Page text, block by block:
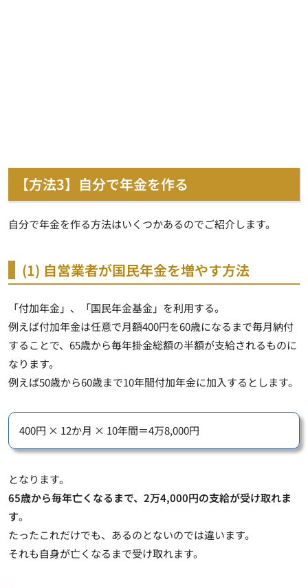
【方法3】自分で年金を作る
自分で年金を作る方法はいくつかあるのでご紹介します。
(1) 自営業者が国民年金を増やす方法
「付加年金」、「国民年金基金」を利用する。
例えば付加年金は任意で月額400円を60歳になるまで毎月納付
することで、65歳から毎年掛金総額の半額が支給されるものに
なります。
例えば50歳から60歳まで10年間付加年金に加入するとします。
400円 × 12か月 × 10年間＝4万8,000円
となります。
65歳から毎年亡くなるまで、2万4,000円の支給が受け取れま
す。
たったこれだけでも、あるのとないのでは違います。
それも自身が亡くなるまで受け取れます。